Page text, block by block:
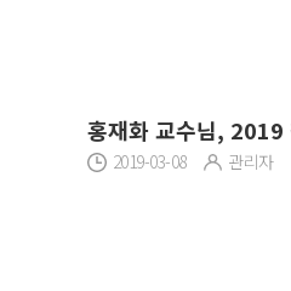
홍재화 교수님, 2019
2019-03-08 관리자